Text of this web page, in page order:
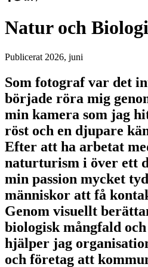
Natur och
Publicerat 2026, juni
Som fotograf var det
började röra mig
min kamera som jag
röst och en djupare
Efter att ha arbetat
naturturism i över ett
min passion mycket
människor att få
Genom visuellt
biologisk mångfald
hjälper jag
och företag att